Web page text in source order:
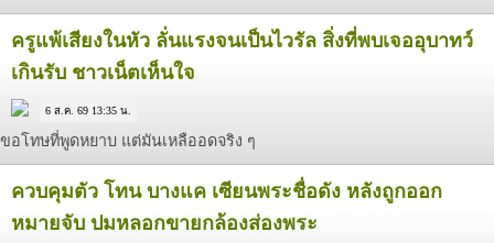
ครูแพ้เสียงในหัว ลั่นแรงจนเป็นไวรัล สิ่งที่พบเจออุบาทว์
เกินรับ ชาวเน็ตเห็นใจ
6 ส.ค. 69 13:35 น.
ขอโทษที่พูดหยาบ แต่มันเหลืออดจริง ๆ
ควบคุมตัว โทน บางแค เซียนพระชื่อดัง หลังถูกออก
หมายจับ ปมหลอกขายกล้องส่องพระ